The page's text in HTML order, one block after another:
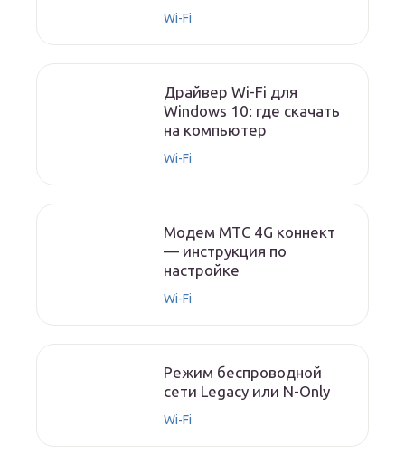
Wi-Fi
Драйвер Wi-Fi для
Windows 10: где скачать
на компьютер
Wi-Fi
Модем МТС 4G коннект
— инструкция по
настройке
Wi-Fi
Режим беспроводной
сети Legacy или N-Only
Wi-Fi